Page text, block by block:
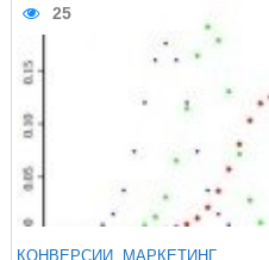
25
КОНВЕРСИИ, МАРКЕТИНГ